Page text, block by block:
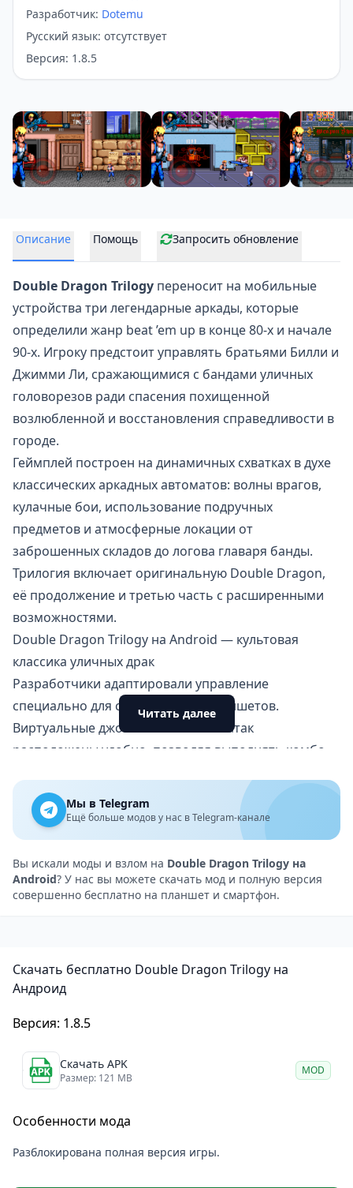
Разработчик: Dotemu
Русский язык: отсутствует
Версия: 1.8.5
Описание Помощь Запросить обновление
Double Dragon Trilogy переносит на мобильные
устройства три легендарные аркады, которые
определили жанр beat ’em up в конце 80-х и начале
90-х. Игроку предстоит управлять братьями Билли и
Джимми Ли, сражающимися с бандами уличных
головорезов ради спасения похищенной
возлюбленной и восстановления справедливости в
городе.
Геймплей построен на динамичных схватках в духе
классических аркадных автоматов: волны врагов,
кулачные бои, использование подручных
предметов и атмосферные локации от
заброшенных складов до логова главаря банды.
Трилогия включает оригинальную Double Dragon,
её продолжение и третью часть с расширенными
возможностями.
Double Dragon Trilogy на Android — культовая
классика уличных драк
Разработчики адаптировали управление
специально для смартфонов и планшетов.
Виртуальные джойстики и кнопки атак
расположены удобно, позволяя выполнять комбо-
Поддерживается как портретная, так и
ландшафтная ориентация экрана.
Визуально игры сохранили пикселизированную
эстетику оригиналов с возможностью выбора
фильтров изображения. Саундтрек остался
узнаваемым — те самые 8-битные мелодии,
механики боя, постепенно усложняющиеся от
первой игры к третьей.
Особенности
одном приложении.
Классический beat ’em up геймплей с волнами
Адаптированное сенсорное управление с
поддержкой комбо-ударов.
Читать далее
Мы в Telegram
Ещё больше модов у нас в Telegram-канале
Вы искали моды и взлом на Double Dragon Trilogy на
Android? У нас вы можете скачать мод и полную версия
совершенно бесплатно на планшет и смартфон.
Скачать бесплатно Double Dragon Trilogy на
Андроид
Версия: 1.8.5
Скачать APK
Размер: 121 MB
MOD
Особенности мода
Разблокирована полная версия игры.